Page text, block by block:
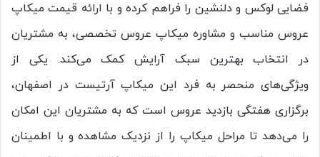
فضایی لوکس و دلنشین را فراهم کرده و با ارائه قیمت‌ میکاپ
عروس مناسب و مشاوره میکاپ عروس تخصصی، به مشتریان
در انتخاب بهترین سبک آرایش کمک می‌کند. یکی از
ویژگی‌های منحصر به ‌فرد این میکاپ آرتیست در اصفهان،
برگزاری هفتگی بازدید عروس است که به مشتریان این امکان
را می‌دهد تا مراحل میکاپ را از نزدیک مشاهده و با اطمینان